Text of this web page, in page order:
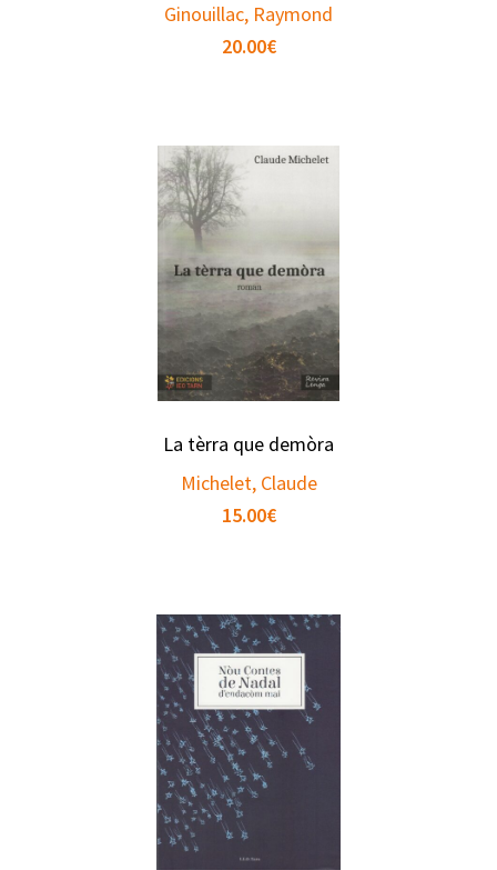
Ginouillac, Raymond
20.00€
La tèrra que demòra
Michelet, Claude
15.00€